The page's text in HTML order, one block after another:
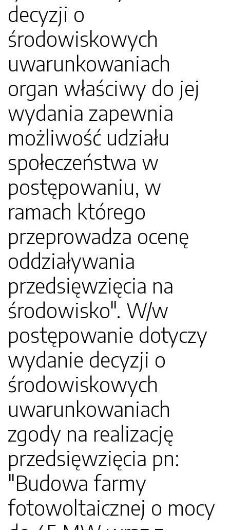
decyzji o
środowiskowych
uwarunkowaniach
organ właściwy do jej
wydania zapewnia
możliwość udziału
społeczeństwa w
postępowaniu, w
ramach którego
przeprowadza ocenę
oddziaływania
przedsięwzięcia na
środowisko". W/w
postępowanie dotyczy
wydanie decyzji o
środowiskowych
uwarunkowaniach
zgody na realizację
przedsięwzięcia pn:
"Budowa farmy
fotowoltaicznej o mocy